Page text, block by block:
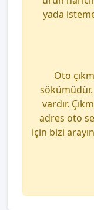
yada
Oto
sökümüdür.
vardır.
adres oto
için bizi